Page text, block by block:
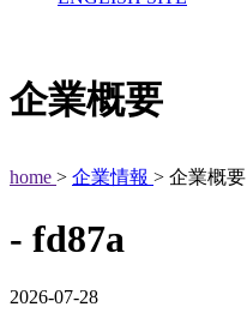
企業概要
home > 企業情報 > 企業概要
- fd87a
2026-07-28